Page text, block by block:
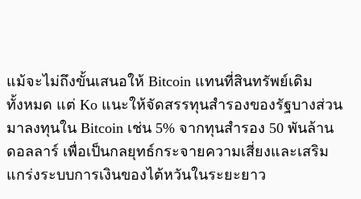
แม้จะไม่ถึงขั้นเสนอให้ Bitcoin แทนที่สินทรัพย์เดิม
ทั้งหมด แต่ Ko แนะให้จัดสรรทุนสำรองของรัฐบางส่วน
มาลงทุนใน Bitcoin เช่น 5% จากทุนสำรอง 50 พันล้าน
ดอลลาร์ เพื่อเป็นกลยุทธ์กระจายความเสี่ยงและเสริม
แกร่งระบบการเงินของไต้หวันในระยะยาว